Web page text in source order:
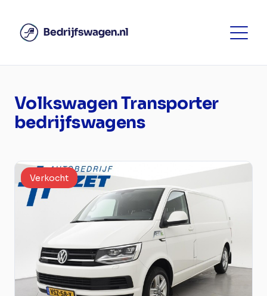
Volkswagen Transporter
bedrijfswagens
Verkocht